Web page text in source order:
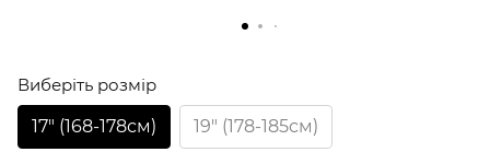
Виберіть розмір
17″ (168-178см)
19″ (178-185см)